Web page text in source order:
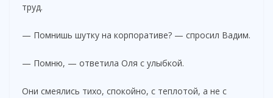
труд.
— Помнишь шутку на корпоративе? — спросил Вадим.
— Помню, — ответила Оля с улыбкой.
Они смеялись тихо, спокойно, с теплотой, а не с